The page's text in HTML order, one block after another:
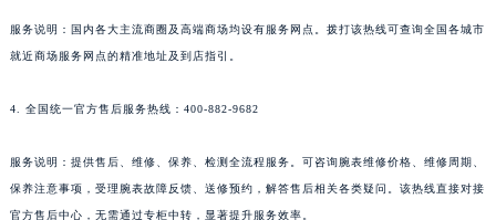
服务说明：国内各大主流商圈及高端商场均设有服务网点。拨打该热线可查询全国各城市
就近商场服务网点的精准地址及到店指引。
4. 全国统一官方售后服务热线：400-882-9682
服务说明：提供售后、维修、保养、检测全流程服务。可咨询腕表维修价格、维修周期、
保养注意事项，受理腕表故障反馈、送修预约，解答售后相关各类疑问。该热线直接对接
官方售后中心，无需通过专柜中转，显著提升服务效率。